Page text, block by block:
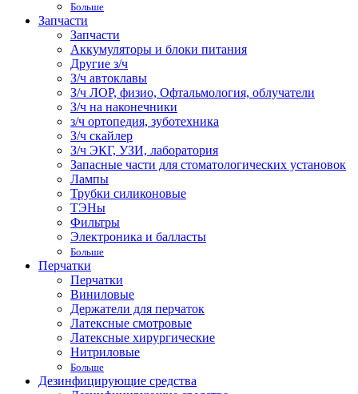
Больше
Запчасти
Запчасти
Аккумуляторы и блоки питания
Другие з/ч
З/ч автоклавы
З/ч ЛОР, физио, Офтальмология, облучатели
З/ч на наконечники
з/ч ортопедия, зуботехника
З/ч скайлер
З/ч ЭКГ, УЗИ, лаборатория
Запасные части для стоматологических установок
Лампы
Трубки силиконовые
ТЭНы
Фильтры
Электроника и балласты
Больше
Перчатки
Перчатки
Виниловые
Держатели для перчаток
Латексные смотровые
Латексные хирургические
Нитриловые
Больше
Дезинфицирующие средства